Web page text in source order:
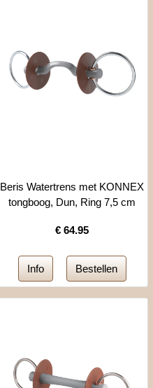
Beris Watertrens met KONNEX
tongboog, Dun, Ring 7,5 cm
€64.95